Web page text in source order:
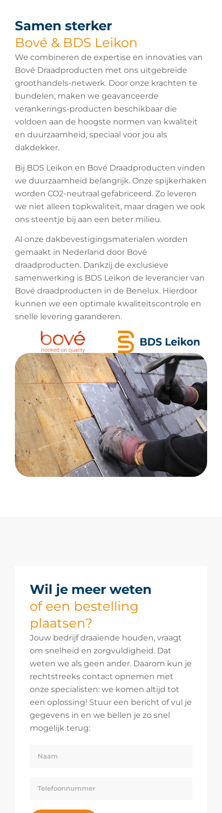
Samen sterker
Bové & BDS Leikon
We combineren de expertise en innovaties van
Bové Draadproducten met ons uitgebreide
groothandels-netwerk. Door onze krachten te
bundelen, maken we geavanceerde
verankerings-producten beschikbaar die
voldoen aan de hoogste normen van kwaliteit
en duurzaamheid, speciaal voor jou als
dakdekker.
Bij BDS Leikon en Bové Draadproducten vinden
we duurzaamheid belangrijk. Onze spijkerhaken
worden CO2-neutraal gefabriceerd. Zo leveren
we niet alleen topkwaliteit, maar dragen we ook
ons steentje bij aan een beter milieu.
Al onze dakbevestigingsmaterialen worden
gemaakt in Nederland door Bové
draadproducten. Dankzij de exclusieve
samenwerking is BDS Leikon de leverancier van
Bové draadproducten in de Benelux. Hierdoor
kunnen we een optimale kwaliteitscontrole en
snelle levering garanderen.
Wil je meer weten
of een bestelling
plaatsen?
Jouw bedrijf draaiende houden, vraagt
om snelheid en zorgvuldigheid. Dat
weten we als geen ander. Daarom kun je
rechtstreeks contact opnemen met
onze specialisten: we komen altijd tot
een oplossing! Stuur een bericht of vul je
gegevens in en we bellen je zo snel
mogelijk terug: